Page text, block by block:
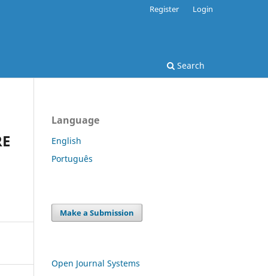
Search
Register Login
Language
English
Português
Make a Submission
Open Journal Systems